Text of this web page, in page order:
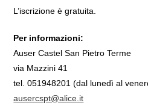
L’iscrizione è gratuita.
Per informazioni:
Auser Castel San Pietro Terme
via Mazzini 41
tel. 051948201 (dal lunedì al
ausercspt@alice.it